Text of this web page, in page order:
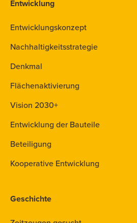
Entwicklung
Entwicklungskonzept
Nachhaltigkeitsstrategie
Denkmal
Flächenaktivierung
Vision 2030+
Entwicklung der Bauteile
Beteiligung
Kooperative Entwicklung
Geschichte